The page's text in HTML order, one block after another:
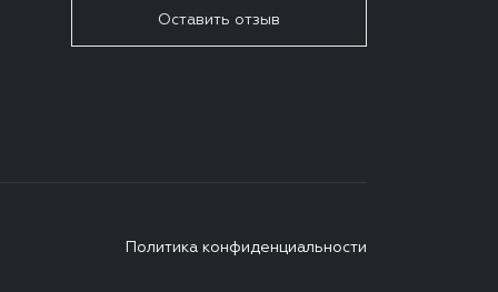
Оставить отзыв
Политика конфиденциальности